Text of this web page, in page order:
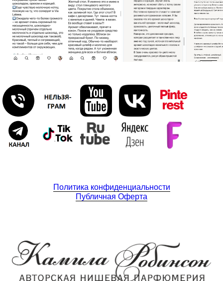
Политика конфиденциальности
Публичная Оферта